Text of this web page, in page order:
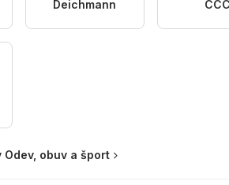
Deichmann
Odev, obuv a šport